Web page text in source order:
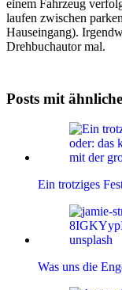
einem Fahrzeug
laufen zwischen
Hauseingang).
Drehbuchautor mal.
Posts mit
Ein trotziges
Was uns die